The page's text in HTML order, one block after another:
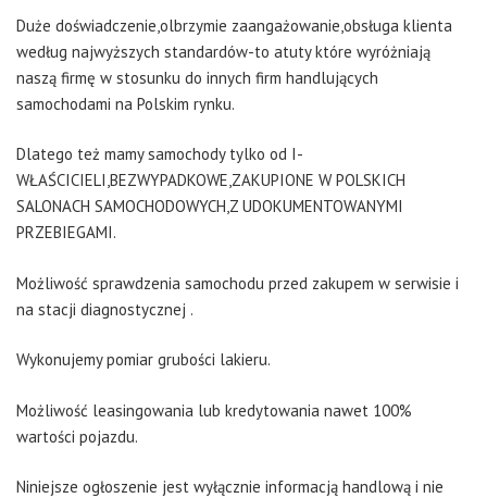
Duże doświadczenie,olbrzymie zaangażowanie,obsługa klienta
według najwyższych standardów-to atuty które wyróżniają
naszą firmę w stosunku do innych firm handlujących
samochodami na Polskim rynku.
Dlatego też mamy samochody tylko od I-
WŁAŚCICIELI,BEZWYPADKOWE,ZAKUPIONE W POLSKICH
SALONACH SAMOCHODOWYCH,Z UDOKUMENTOWANYMI
PRZEBIEGAMI.
Możliwość sprawdzenia samochodu przed zakupem w serwisie i
na stacji diagnostycznej .
Wykonujemy pomiar grubości lakieru.
Możliwość leasingowania lub kredytowania nawet 100%
wartości pojazdu.
Niniejsze ogłoszenie jest wyłącznie informacją handlową i nie